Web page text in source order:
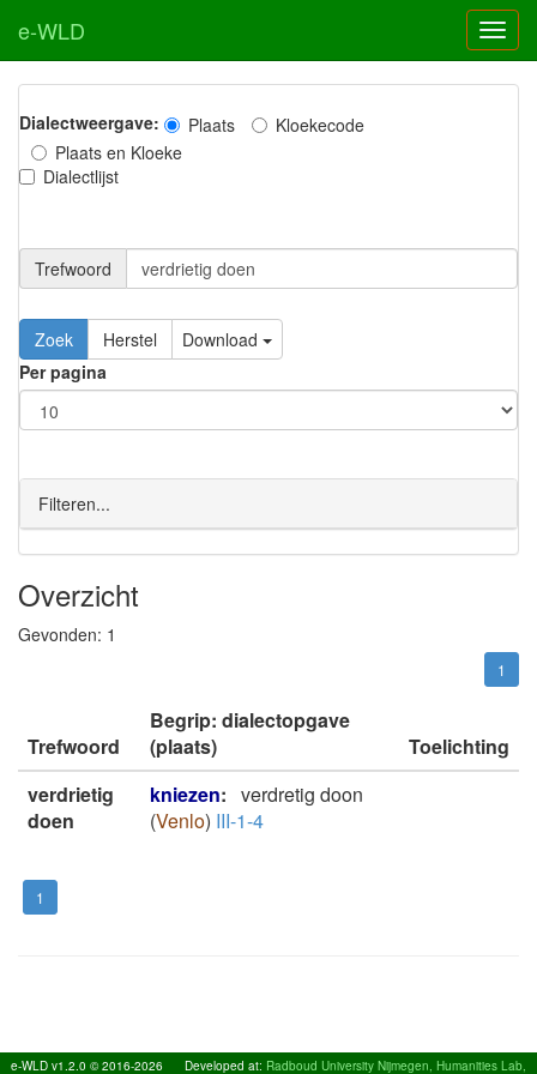
e-WLD
Dialectweergave: Plaats
Kloekecode
Plaats en Kloeke
Dialectlijst
Trefwoord
Download
Per pagina
Filteren...
Overzicht
Gevonden: 1
1
Trefwoord
Begrip: dialectopgave
(plaats)
Toelichting
verdrietig
doen
kniezen: verdretig doon
(Venlo) III-1-4
1
e-WLD v1.2.0 © 2016-2026 Developed at: Radboud University Nijmegen, Humanities Lab,